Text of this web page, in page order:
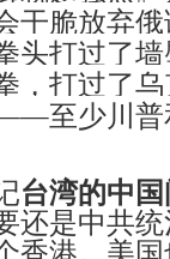
干脆放弃
头打过了
，打过了
至少川普
台湾的中
还是中共